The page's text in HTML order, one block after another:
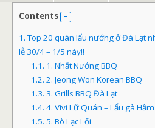
Contents
1.Top 20 quán lẩu nướng ở Đà Lạt
lễ 30/4 – 1/5 này!!
1.1. 1. Nhất Nướng BBQ
1.2. 2. Jeong Won Korean BBQ
1.3. 3. Grills BBQ Đà Lạt
1.4. 4. Vivi Lữ Quán – Lẩu gà
1.5. 5. Bò Lạc Lối